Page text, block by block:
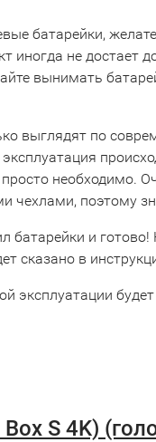
батарейки,
не достает
вынимать
выглядят по
необходимо.
чехлами, поэтому
батарейки и
сказано в
эксплуатации
S 4K)